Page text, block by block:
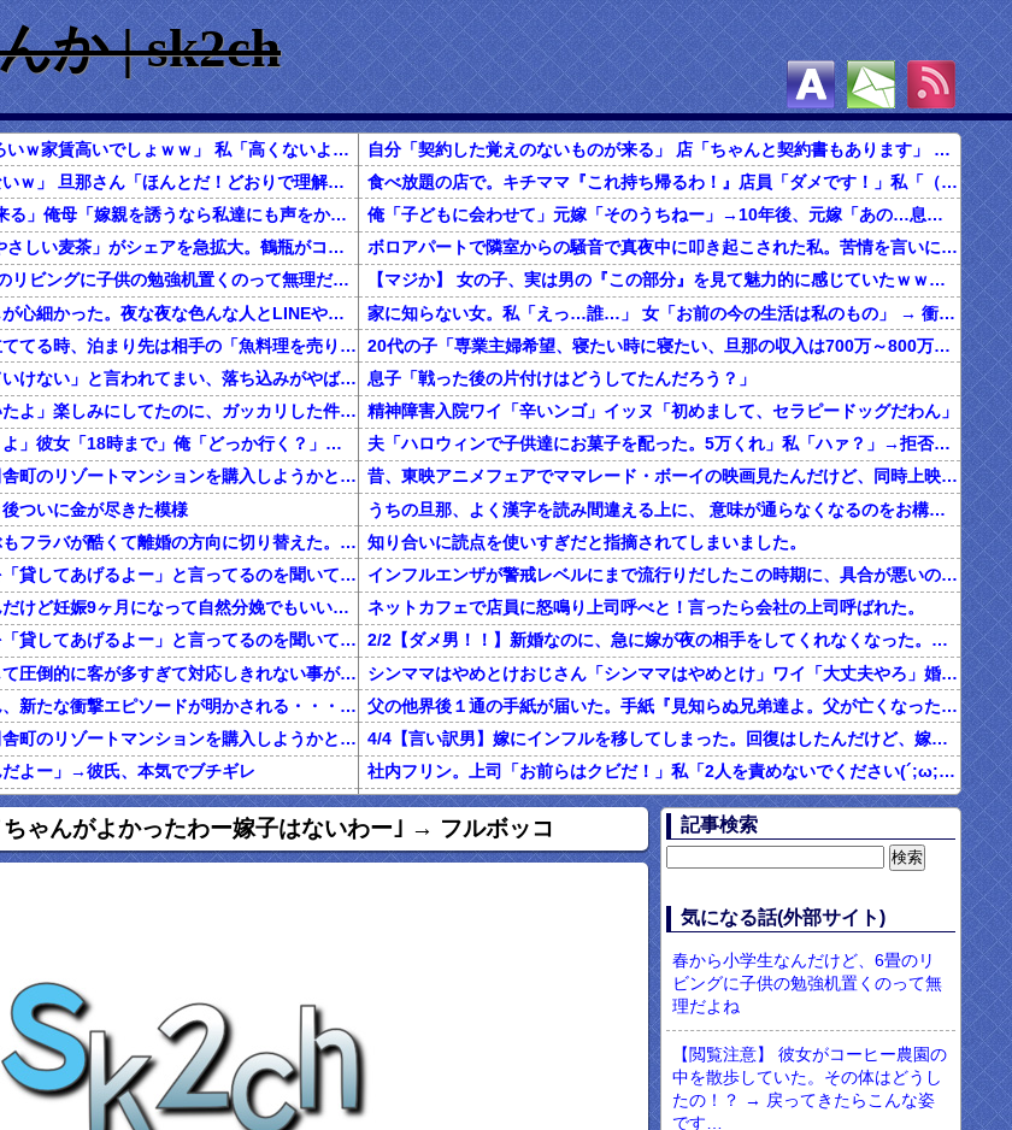
か | sk2ch
【結果オーライ】 彼氏「家ひろいｗ家賃高いでしょｗｗ」 私「高くないよ」 → 破局
奥さん「答えてくれてるじゃないｗ」 旦那さん「ほんとだ！どおりで理解できるはずだ！」
1/2嫁「子供の運動会に私親が来る」俺母「嫁親を誘うなら私達にも声をかけるべき！」嫁「その日は予定があるんでしょ？なぜ再度お伺いを立てる必要が？」→至極母の言う通りなんだが？
【悲報】 「やかんの麦茶」「やさしい麦茶」がシェアを急拡大。鶴瓶がコンビニから続々と撤去される
春から小学生なんだけど、6畳のリビングに子供の勉強机置くのって無理だよね
私は上京してきて、１人暮らしが心細かった。夜な夜な色んな人とLINEや電話してたが、生活に慣れて電話を放置していたら・・・
一緒に旅行しようって予定を立ててる時、泊まり先は相手の「魚料理を売りにしてるこの旅館にしよう！」でほぼ即決→いざ現地で夕食の時間になってみると！？
彼女に「別れよう、もうやっていけない」と言われてまい、落ち込みがやばい←報告者がきもすぎたｗｗｗｗｗ
彼「クリスマスに店予約しといたよ」楽しみにしてたのに、ガッカリした件ｗｗｗｗｗ
俺「バイト何時まで？迎え行くよ」彼女「18時まで」俺「どっか行く？」彼女「まっすぐ帰る」俺「りょーかい、まっすぐ帰ってモンハンすっか」いざ迎えに...
還暦を過ぎた独身の姉から某田舎町のリゾートマンションを購入しようかと思うと相談された
ついに金が尽きた模様
不倫した嫁と再構築の道を選ぶもフラバが酷くて離婚の方向に切り替えた。しかし親まで召喚して抵抗する嫁を見てるうちに「俺もすればいいじゃん」という結...
旦那が電話で義両親に私の杖を「貸してあげるよー」と言ってるのを聞いてしまった
二人目を計画無痛分娩予定なんだけど妊娠9ヶ月になって自然分娩でもいいかなって思うようになってきた
旦那が電話で義両親に私の杖を「貸してあげるよー」と言ってるのを聞いてしまった
前働いてた店は店員の数に対して圧倒的に客が多すぎて対応しきれない事がしょっちゅうあった
【鬼砲】自殺した竹内結子さん、新たな衝撃エピソードが明かされる・・・これは・・・
還暦を過ぎた独身の姉から某田舎町のリゾートマンションを購入しようかと思うと相談された
よー」→彼氏、本気でブチギレ
かけになった女の話
俺「養育費で野球観戦なんていい身分だな」元嫁「普通に生活してたら野球くらい行けます。いちいち連絡して来ないで」俺「ふざけんな！」→結果…
出産から1ヶ月くらいたって退院し、娘の顔を見に行くと顔が違う。姑「あ、赤ちゃんなんて顔が変わるものよ」旦那「そ、そうそう」→なんと真相は・・・
自分「契約した覚えのないものが来る」 店「ちゃんと契約書もあります」 → 旦那と確認した結果…
食べ放題の店で。キチママ『これ持ち帰るわ！』店員「ダメです！」私「（セコママだ！）」キチ『食べ放題だし持ち帰っても一緒よ！』 → すると突然...
俺「子どもに会わせて」元嫁「そのうちねー」→10年後、元嫁「あの…息子が…」
ボロアパートで隣室からの騒音で真夜中に叩き起こされた私。苦情を言いに行くと、DQNがビクビク震えながら一言ｗｗｗ
【マジか】 女の子、実は男の『この部分』を見て魅力的に感じていたｗｗｗｗｗｗｗｗ
家に知らない女。私「えっ…誰…」 女「お前の今の生活は私のもの」 → 衝撃の事実を知る…
20代の子「専業主婦希望、寝たい時に寝たい、旦那の収入は700万～800万ぐらい。友達とランチ、ヨガ、エステ」→結果…
息子「戦った後の片付けはどうしてたんだろう？」
精神障害入院ワイ「辛いンゴ」イッヌ「初めまして、セラピードッグだわん」
夫「ハロウィンで子供達にお菓子を配った。5万くれ」私「ハァ？」→拒否したら離婚しようと言われ...
昔、東映アニメフェアでママレード・ボーイの映画見たんだけど、同時上映がスラムダンクとドラゴンボールだったんだよな。
うちの旦那、よく漢字を読み間違える上に、 意味が通らなくなるのをお構いなしにそのまま無理やり読もうとする。
知り合いに読点を使いすぎだと指摘されてしまいました。
インフルエンザが警戒レベルにまで流行りだしたこの時期に、具合が悪いのに頑なに病院に行こうとしない同居の義姉。
ネットカフェで店員に怒鳴り上司呼べと！言ったら会社の上司呼ばれた。
2/2【ダメ男！！】新婚なのに、急に嫁が夜の相手をしてくれなくなった。その代わり口ではしてくれるんだけど…仕事もちょくちょく休んでるみたいだし。これって真っ黒？？→結果…
シンママはやめとけおじさん「シンママはやめとけ」ワイ「大丈夫やろ」婚姻届け提出⇒結果！！
父の他界後１通の手紙が届いた。手紙『見知らぬ兄弟達よ。父が亡くなったそうだが我々は二千万ほどだけ貰えたら後は遺産は一切いらない。だからくれ』 → なんと…
4/4【言い訳男】嫁にインフルを移してしまった。回復はしたんだけど、嫁「こっちは病み上がりでフラフラしてるのにあんたはTV見て。手伝う気はないわけ？」→そりゃない事もないけど
社内フリン。上司「お前らはクビだ！」私「2人を責めないでください(´;ω;｀)私さえいなければいいんです」 みんな「！？」 → 狙い通りだった・・・
私「初めて飲む味だけどなんのお茶？」彼「ちっ！」私「」
【ネット騒然】惨殺されたタワマン頂き女子のこの動画、すげえええええｗｗｗｗｗｗｗｗｗｗｗ
百年の恋12-899 食べた量を張り合ってくる
【マジかよ】現役のヤクサ"が5chに降臨 → 衝撃の暴露を開始・・・！！！
ゃんがよかったわー嫁子はないわー｣ → フルボッコ 記事検索
気になる話(外部サイト)
春から小学生なんだけど、6畳のリ
ビングに子供の勉強机置くのって無
理だよね
【閲覧注意】 彼女がコーヒー農園の
中を散歩していた。その体はどうし
たの！？ → 戻ってきたらこんな姿
です…